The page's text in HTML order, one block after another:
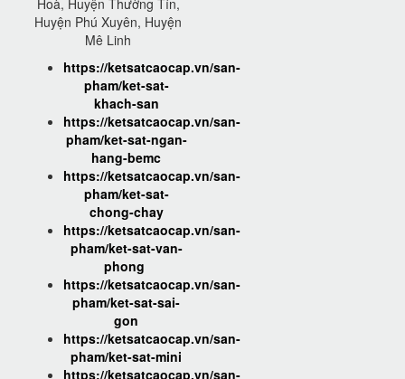
Hoà, Huyện Thường Tín,
Huyện Phú Xuyên, Huyện
Mê Linh
https://ketsatcaocap.vn/san-
pham/ket-sat-
khach-san
https://ketsatcaocap.vn/san-
pham/ket-sat-ngan-
hang-bemc
https://ketsatcaocap.vn/san-
pham/ket-sat-
chong-chay
https://ketsatcaocap.vn/san-
pham/ket-sat-van-
phong
https://ketsatcaocap.vn/san-
pham/ket-sat-sai-
gon
https://ketsatcaocap.vn/san-
pham/ket-sat-mini
https://ketsatcaocap.vn/san-